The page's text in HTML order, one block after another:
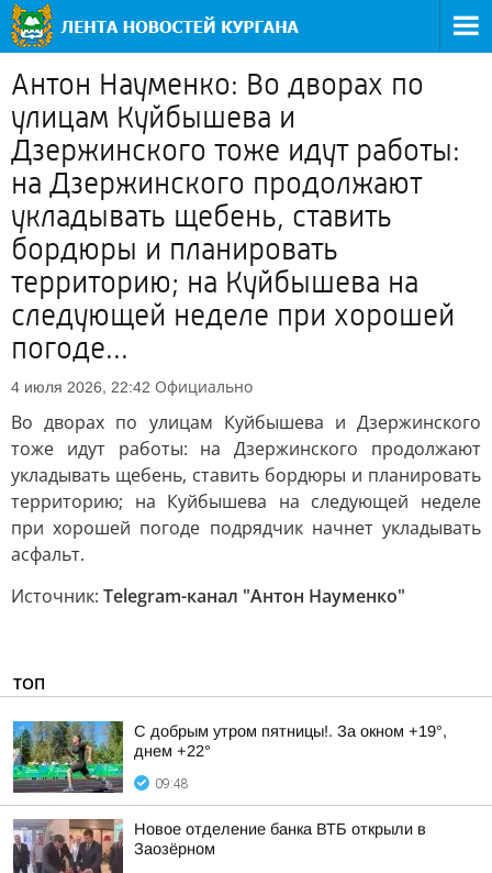
Антон Науменко: Во дворах по
улицам Куйбышева и
Дзержинского тоже идут работы:
на Дзержинского продолжают
укладывать щебень, ставить
бордюры и планировать
территорию; на Куйбышева на
следующей неделе при хорошей
погоде...
4 июля 2026, 22:42 Официально
Во дворах по улицам Куйбышева и Дзержинского
тоже идут работы: на Дзержинского продолжают
укладывать щебень, ставить бордюры и планировать
территорию; на Куйбышева на следующей неделе
при хорошей погоде подрядчик начнет укладывать
асфальт.
Источник: Telegram-канал "Антон Науменко"
ТОП
С добрым утром пятницы!. За окном +19°,
днем +22°
09:48
Новое отделение банка ВТБ открыли в
Заозёрном